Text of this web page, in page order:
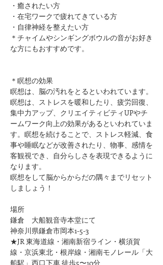
​・癒されたい方
・在宅ワークで疲れてきている方
・自律神経を整えたい方
＊チャイムやシンギングボウルの音がお好き
な方にもおすすめです。
＊瞑想の効果
瞑想は、脳の汚れをとるといわれています。
瞑想は、ストレスを暖和したり、疲労回復、
集中力アップ、クリエイティビティUPやチ
ームワーク向上の効果があるといわれていま
す。瞑想を続けることで、ストレス軽減、食
事や睡眠などが改善されたり、物事、感情を
客観視でき、自分らしさを表現できるように
なります。
瞑想をして脳からからだの隅々までリセット
しましょう！
場所
鎌倉　大船観音寺本堂にて
神奈川県鎌倉市岡本1-5-3
★JR 東海道線・湘南新宿ライン・横須賀
線・京浜東北・根岸線・湘南モノレール「大
船駅」西口下車 徒歩5〜10分